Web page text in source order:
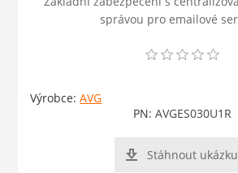
správou pro emailové
Výrobce: AVG
PN: AVGES030U1R
Stáhnout ukázku